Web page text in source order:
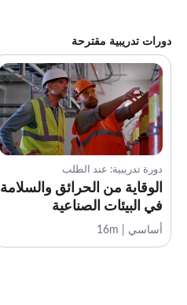
دورات تدريبية مقترحة
دورة تدريبية: عند الطلب
الوقاية من الحرائق والسلامة
في البيئات الصناعية
أساسي | 16m